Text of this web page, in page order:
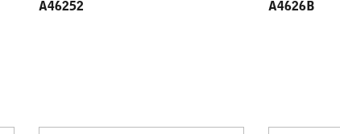
A46252 A4626B